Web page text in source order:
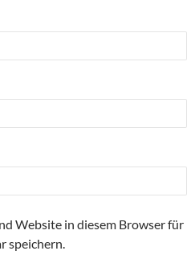
Website in diesem Browser für
speichern.